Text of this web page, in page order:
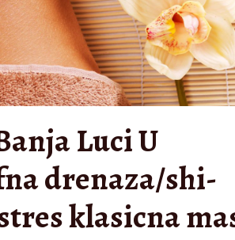
Luci U
drenaza/shi-
klasicna